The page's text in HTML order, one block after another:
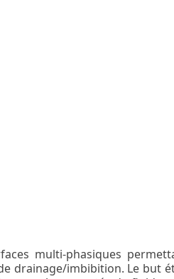
multi-phasiques
drainage/imbibition. Le but